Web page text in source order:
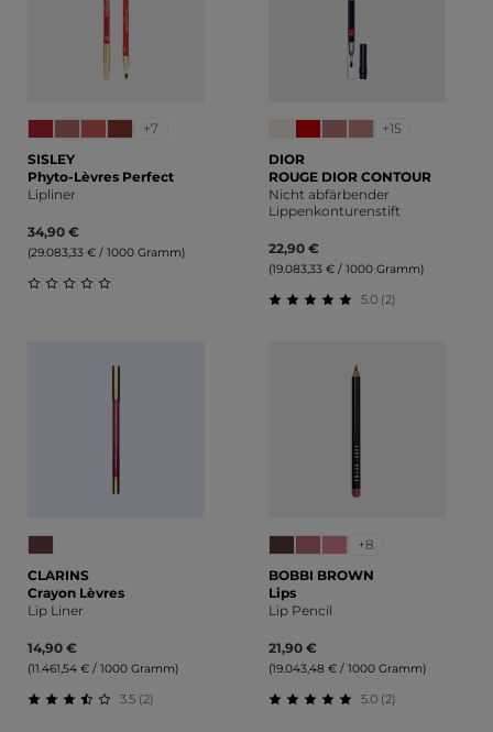
+7
SISLEY
Phyto-Lèvres Perfect
Lipliner
34,90 €
(29.083,33 € / 1000 Gramm)
+15
DIOR
ROUGE DIOR CONTOUR
Nicht abfärbender
Lippenkonturenstift
22,90 €
(19.083,33 € / 1000 Gramm)
5.0 (2)
CLARINS
Crayon Lèvres
Lip Liner
14,90 €
(11.461,54 € / 1000 Gramm)
3.5 (2)
+8
BOBBI BROWN
Lips
Lip Pencil
21,90 €
(19.043,48 € / 1000 Gramm)
5.0 (2)